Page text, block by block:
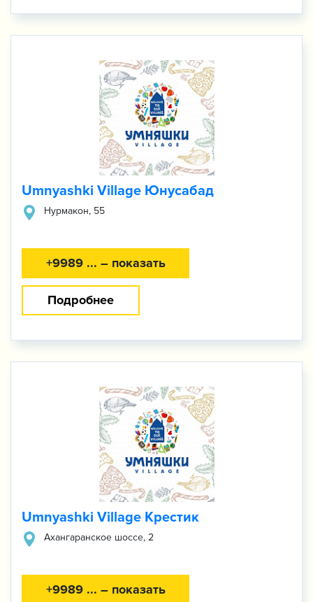
Umnyashki Village Юнусабад
​Нурмакон, 55
+9989 ... – показать
Подробнее
Umnyashki Village Крестик
Ахангаранское шоссе, 2
+9989 ... – показать